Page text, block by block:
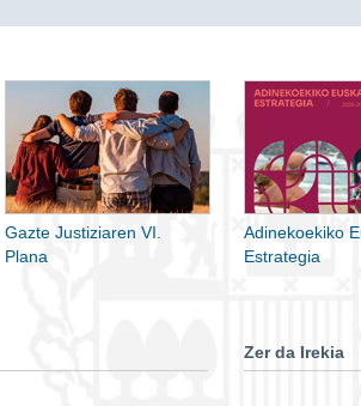
Gazte Justiziaren VI.
Plana
Adinekoekiko
Estrategia
Zer da Irekia